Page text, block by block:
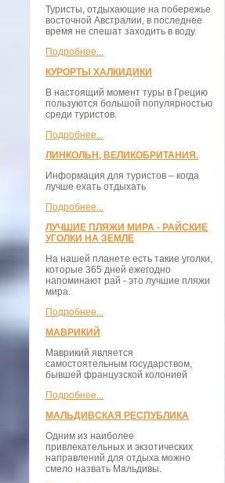
Туристы, отдыхающие на побережье
восточной Австралии, в последнее
время не спешат заходить в воду.
Подробнее...
КУРОРТЫ ХАЛКИДИКИ
В настоящий момент туры в Грецию
пользуются большой популярностью
среди туристов.
Подробнее...
ЛИНКОЛЬН, ВЕЛИКОБРИТАНИЯ.
Информация для туристов – когда
лучше ехать отдыхать
Подробнее...
ЛУЧШИЕ ПЛЯЖИ МИРА - РАЙСКИЕ
УГОЛКИ НА ЗЕМЛЕ
На нашей планете есть такие уголки,
которые 365 дней ежегодно
напоминают рай - это лучшие пляжи
мира.
Подробнее...
МАВРИКИЙ
Маврикий является
самостоятельным государством,
бывшей французской колонией
Подробнее...
МАЛЬДИВСКАЯ РЕСПУБЛИКА
Одним из наиболее
привлекательных и экзотических
направлений для отдыха можно
смело назвать Мальдивы.